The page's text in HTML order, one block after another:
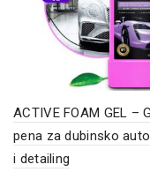
ACTIVE FOAM GEL –
pena za dubinsko
i detailing